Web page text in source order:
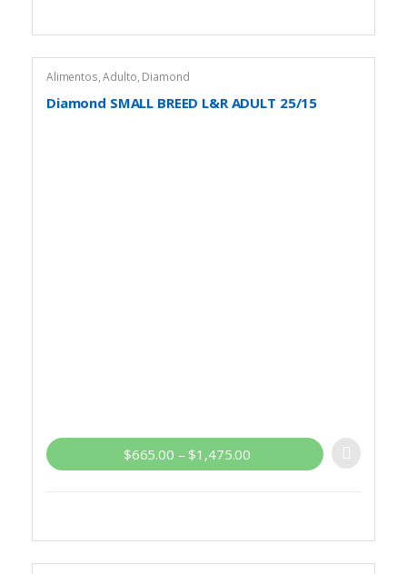
Alimentos,Adulto, Diamond
Diamond SMALL BREED L&R ADULT 25/15
$665.00 – $1,475.00